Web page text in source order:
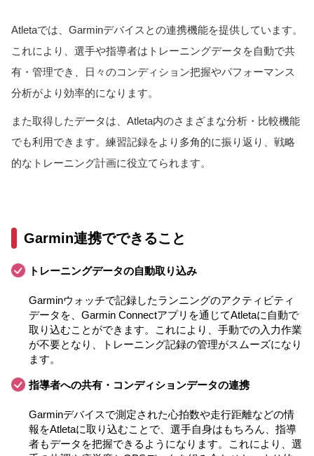
ハンドボール
ラグビー
柔道
Atletaでは、Garminデバイスとの連携機能を提供しています。
これにより、選手や指導者はトレーニングデータを自動で共
有・管理でき、日々のコンディション把握やパフォーマンス
分析がより効率的になります。
また取得したデータは、Atleta内のさまざまな分析・比較機能
でも利用できます。練習記録をより多角的に振り返り、戦略
的なトレーニング計画に役立てられます。
Garmin連携でできること
トレーニングデータの自動取り込み
Garminウォッチで記録したランニングのアクティビティ
データを、Garmin Connectアプリを通じてAtletaに自動で
取り込むことができます。これにより、手動での入力作業
が不要となり、トレーニング記録の管理がスムーズになり
ます。
指導者への共有・コンディションデータの連携
Garminデバイスで測定された心拍数や走行距離などの情
報をAtletaに取り込むことで、選手自身はもちろん、指導
者もデータを把握できるようになります。これにより、選